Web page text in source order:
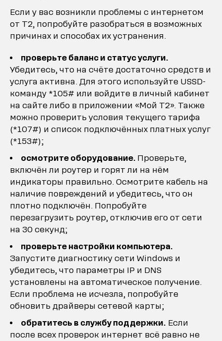
Если у вас возникли проблемы с интернетом
от Т2, попробуйте разобраться в возможных
причинах и способах их устранения.
проверьте баланс и статус услуги.
Убедитесь, что на счёте достаточно средств и
услуга активна. Для этого используйте USSD-
команду *105# или войдите в личный кабинет
на сайте либо в приложении «Мой Т2». Также
можно проверить условия текущего тарифа
(*107#) и список подключённых платных услуг
(*153#);
осмотрите оборудование. Проверьте,
включён ли роутер и горят ли на нём
индикаторы правильно. Осмотрите кабель на
наличие повреждений и убедитесь, что он
плотно подключён. Попробуйте
перезагрузить роутер, отключив его от сети
на 30 секунд;
проверьте настройки компьютера.
Запустите диагностику сети Windows и
убедитесь, что параметры IP и DNS
установлены на автоматическое получение.
Если проблема не исчезла, попробуйте
обновить драйверы сетевой карты;
обратитесь в службу поддержки. Если
после всех проверок интернет всё равно не